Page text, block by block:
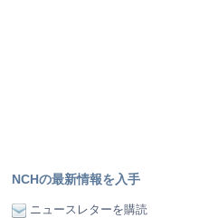
NCHの最新情報を入手
ニュースレターを購読